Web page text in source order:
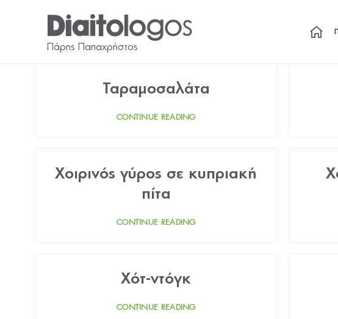
Ταραμοσαλάτα
CONTINUE READING
Χοιρινός γύρος σε κυπριακή
πίτα
CONTINUE READING
Χότ-ντόγκ
CONTINUE READING